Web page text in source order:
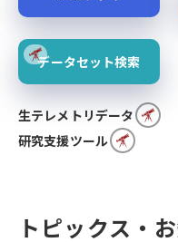
データセット検索
生テレメトリデータ
研究支援ツール
トピックス・